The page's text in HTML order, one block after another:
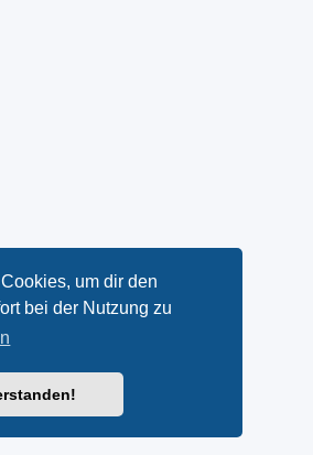
um dir den
bei der Nutzung zu